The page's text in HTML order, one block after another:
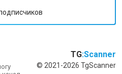
TG:Scanner
© 2021-2026 TgScanner